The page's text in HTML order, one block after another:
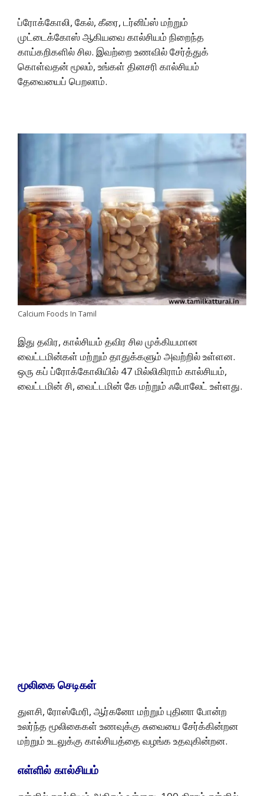
ப்ரோக்கோலி, கேல், கீரை, டர்னிப்ஸ் மற்றும்
முட்டைக்கோஸ் ஆகியவை கால்சியம் நிறைந்த
காய்கறிகளில் சில. இவற்றை உணவில் சேர்த்துக்
கொள்வதன் மூலம், உங்கள் தினசரி கால்சியம்
தேவையைப் பெறலாம்.
Calcium Foods In Tamil
இது தவிர, கால்சியம் தவிர சில முக்கியமான
வைட்டமின்கள் மற்றும் தாதுக்களும் அவற்றில் உள்ளன.
ஒரு கப் ப்ரோக்கோலியில் 47 மில்லிகிராம் கால்சியம்,
வைட்டமின் சி, வைட்டமின் கே மற்றும் ஃபோலேட் உள்ளது.
மூலிகை செடிகள்
துளசி, ரோஸ்மேரி, ஆர்கனோ மற்றும் புதினா போன்ற
உலர்ந்த மூலிகைகள் உணவுக்கு சுவையை சேர்க்கின்றன
மற்றும் உடலுக்கு கால்சியத்தை வழங்க உதவுகின்றன.
எள்ளில் கால்சியம்